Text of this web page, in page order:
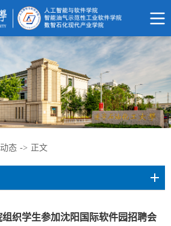
态 -> 正文
织学生参加沈阳国际软件园招聘会